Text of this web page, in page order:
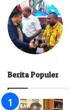
Berita Populer